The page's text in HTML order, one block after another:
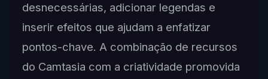
desnecessárias, adicionar legendas e
inserir efeitos que ajudam a enfatizar
pontos-chave. A combinação de recursos
do Camtasia com a criatividade promovida